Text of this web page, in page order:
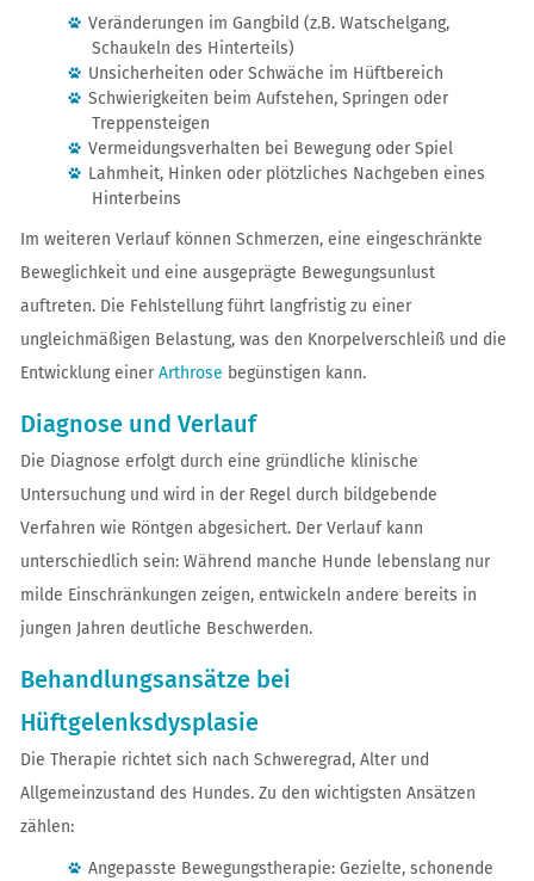
Veränderungen im Gangbild (z.B. Watschelgang,
Schaukeln des Hinterteils)
Unsicherheiten oder Schwäche im Hüftbereich
Schwierigkeiten beim Aufstehen, Springen oder
Treppensteigen
Vermeidungsverhalten bei Bewegung oder Spiel
Lahmheit, Hinken oder plötzliches Nachgeben eines
Hinterbeins
Im weiteren Verlauf können Schmerzen, eine eingeschränkte
Beweglichkeit und eine ausgeprägte Bewegungsunlust
auftreten. Die Fehlstellung führt langfristig zu einer
ungleichmäßigen Belastung, was den Knorpelverschleiß und die
Entwicklung einerArthrose begünstigen kann.
Diagnose und Verlauf
Die Diagnose erfolgt durch eine gründliche klinische
Untersuchung und wird in der Regel durch bildgebende
Verfahren wie Röntgen abgesichert. Der Verlauf kann
unterschiedlich sein: Während manche Hunde lebenslang nur
milde Einschränkungen zeigen, entwickeln andere bereits in
jungen Jahren deutliche Beschwerden.
Behandlungsansätze bei
Hüftgelenksdysplasie
Die Therapie richtet sich nach Schweregrad, Alter und
Allgemeinzustand des Hundes. Zu den wichtigsten Ansätzen
zählen:
Angepasste Bewegungstherapie: Gezielte, schonende